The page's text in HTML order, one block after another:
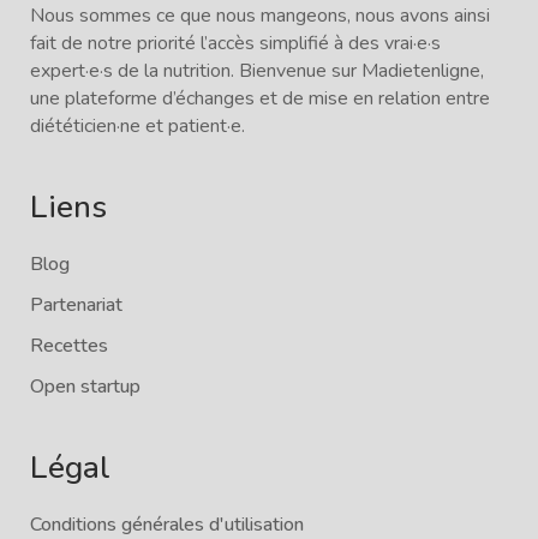
Nous sommes ce que nous mangeons, nous avons ainsi
fait de notre priorité l’accès simplifié à des vrai·e·s
expert·e·s de la nutrition. Bienvenue sur Madietenligne,
une plateforme d’échanges et de mise en relation entre
diététicien·ne et patient·e.
Liens
Blog
Partenariat
Recettes
Open startup
Légal
Conditions générales d'utilisation